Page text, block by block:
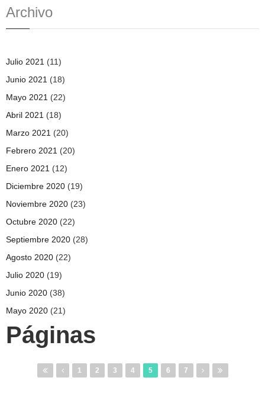
Archivo
Julio 2021 (11)
Junio 2021 (18)
Mayo 2021 (22)
Abril 2021 (18)
Marzo 2021 (20)
Febrero 2021 (20)
Enero 2021 (12)
Diciembre 2020 (19)
Noviembre 2020 (23)
Octubre 2020 (22)
Septiembre 2020 (28)
Agosto 2020 (22)
Julio 2020 (19)
Junio 2020 (38)
Mayo 2020 (21)
Páginas
1 2 3 4 5 6 7